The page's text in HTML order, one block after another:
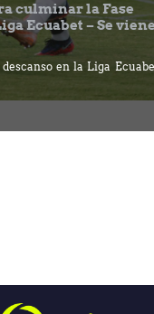
culminar la Fase
Ecuabet – Se
en la Liga